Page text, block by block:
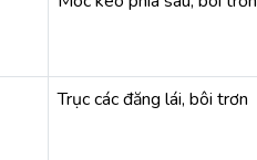
Trục các đăng lái, bôi trơn